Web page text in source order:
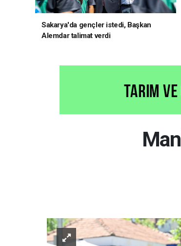
Sakarya'da gençler istedi, Başkan
Alemdar talimat verdi